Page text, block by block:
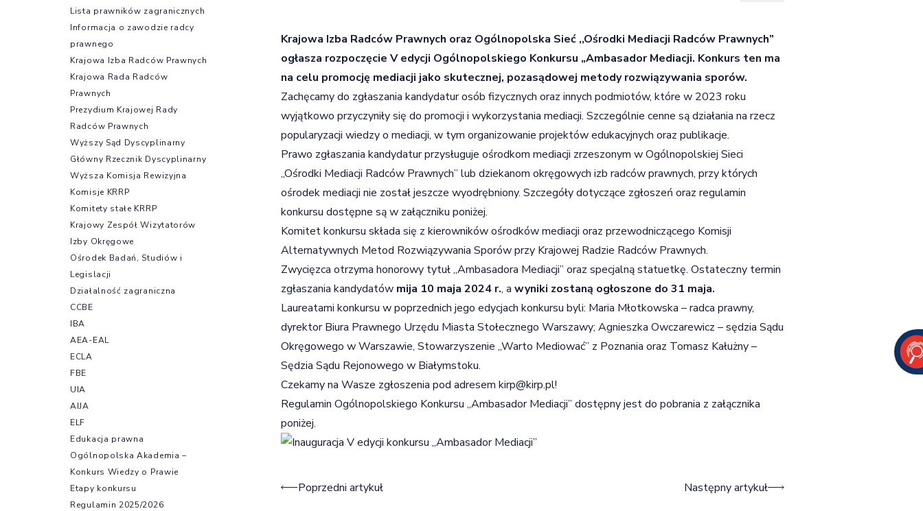
Krajowa Izba Radców Prawnych oraz Ogólnopolska Sieć ,,Ośrodki Mediacji Radców Prawnych”
ogłasza rozpoczęcie V edycji Ogólnopolskiego Konkursu „Ambasador Mediacji. Konkurs ten ma
na celu promocję mediacji jako skutecznej, pozasądowej metody rozwiązywania sporów.
Zachęcamy do zgłaszania kandydatur osób fizycznych oraz innych podmiotów, które w 2023 roku
wyjątkowo przyczyniły się do promocji i wykorzystania mediacji. Szczególnie cenne są działania na rzecz
popularyzacji wiedzy o mediacji, w tym organizowanie projektów edukacyjnych oraz publikacje.
Prawo zgłaszania kandydatur przysługuje ośrodkom mediacji zrzeszonym w Ogólnopolskiej Sieci
„Ośrodki Mediacji Radców Prawnych” lub dziekanom okręgowych izb radców prawnych, przy których
ośrodek mediacji nie został jeszcze wyodrębniony. Szczegóły dotyczące zgłoszeń oraz regulamin
konkursu dostępne są w załączniku poniżej.
Komitet konkursu składa się z kierowników ośrodków mediacji oraz przewodniczącego Komisji
Alternatywnych Metod Rozwiązywania Sporów przy Krajowej Radzie Radców Prawnych.
Zwycięzca otrzyma honorowy tytuł „Ambasadora Mediacji” oraz specjalną statuetkę. Ostateczny termin
zgłaszania kandydatów mija 10 maja 2024 r., awyniki zostaną ogłoszone do 31 maja.
Laureatami konkursu w poprzednich jego edycjach konkursu byli: Maria Młotkowska – radca prawny,
dyrektor Biura Prawnego Urzędu Miasta Stołecznego Warszawy; Agnieszka Owczarewicz – sędzia Sądu
Okręgowego w Warszawie, Stowarzyszenie „Warto Mediować” z Poznania oraz Tomasz Kałużny –
Sędzia Sądu Rejonowego w Białymstoku.
Czekamy na Wasze zgłoszenia pod adresemkirp@kirp.pl!
Regulamin Ogólnopolskiego Konkursu „Ambasador Mediacji” dostępny jest do pobrania z załącznika
poniżej.
Nawigacja wpisu
Poprzedni artykuł Następny artykuł
Lista prawników zagranicznych
Informacja o zawodzie radcy
prawnego
Krajowa Izba Radców Prawnych
Krajowa Rada Radców
Prawnych
Prezydium Krajowej Rady
Radców Prawnych
Wyższy Sąd Dyscyplinarny
Główny Rzecznik Dyscyplinarny
Wyższa Komisja Rewizyjna
Komisje KRRP
Komitety stałe KRRP
Krajowy Zespół Wizytatorów
Izby Okręgowe
Ośrodek Badań, Studiów i
Legislacji
Działalność zagraniczna
CCBE
IBA
AEA-EAL
ECLA
FBE
UIA
AIJA
ELF
Edukacja prawna
Ogólnopolska Akademia –
Konkurs Wiedzy o Prawie
Etapy konkursu
Regulamin 2025/2026